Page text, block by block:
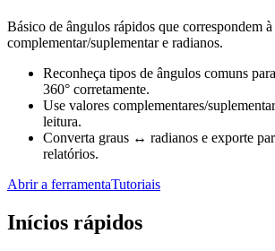
Básico de ângulos rápidos que correspondem
complementar/suplementar e radianos.
Reconheça tipos de ângulos comuns
360° corretamente.
Use valores complementares/
leitura.
Converta graus ↔ radianos e exporte
relatórios.
Abrir a ferramentaTutoriais
Inícios rápidos